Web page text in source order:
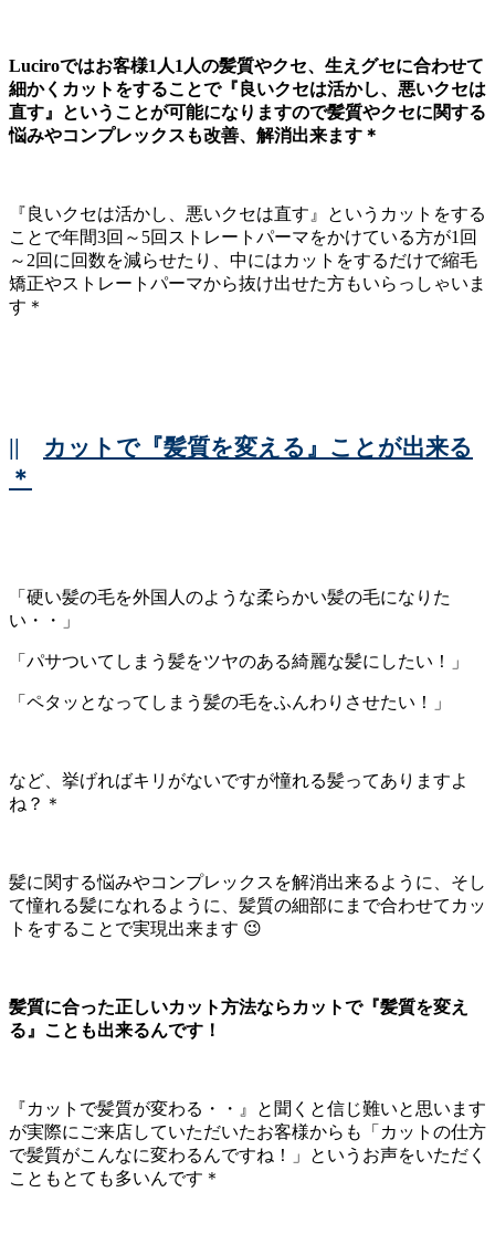
Luciroではお客様1人1人の髪質やクセ、生えグセに合わせて
細かくカットをすることで『良いクセは活かし、悪いクセは
直す』ということが可能になりますので髪質やクセに関する
悩みやコンプレックスも改善、解消出来ます＊
『良いクセは活かし、悪いクセは直す』というカットをする
ことで年間3回～5回ストレートパーマをかけている方が1回
～2回に回数を減らせたり、中にはカットをするだけで縮毛
矯正やストレートパーマから抜け出せた方もいらっしゃいま
す＊
|| カットで『髪質を変える』ことが出来る
＊
「硬い髪の毛を外国人のような柔らかい髪の毛になりた
い・・」
「パサついてしまう髪をツヤのある綺麗な髪にしたい！」
「ペタッとなってしまう髪の毛をふんわりさせたい！」
など、挙げればキリがないですが憧れる髪ってありますよ
ね？＊
髪に関する悩みやコンプレックスを解消出来るように、そし
て憧れる髪になれるように、髪質の細部にまで合わせてカッ
トをすることで実現出来ます 😉
髪質に合った正しいカット方法ならカットで『髪質を変え
る』ことも出来るんです！
『カットで髪質が変わる・・』と聞くと信じ難いと思います
が実際にご来店していただいたお客様からも「カットの仕方
で髪質がこんなに変わるんですね！」というお声をいただく
こともとても多いんです＊